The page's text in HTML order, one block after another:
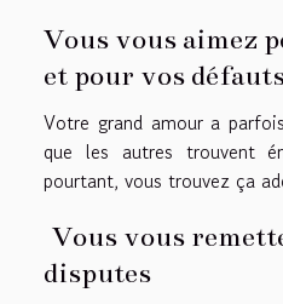
Vous vous aimez
et pour vos
Votre grand amour a
que les autres trouvent
pourtant, vous trouvez ça
Vous vous
disputes